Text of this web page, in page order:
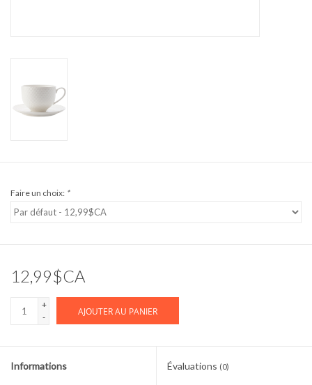
Faire un choix: *
12,99$CA
+
-
AJOUTER AU PANIER
Informations Évaluations (0)